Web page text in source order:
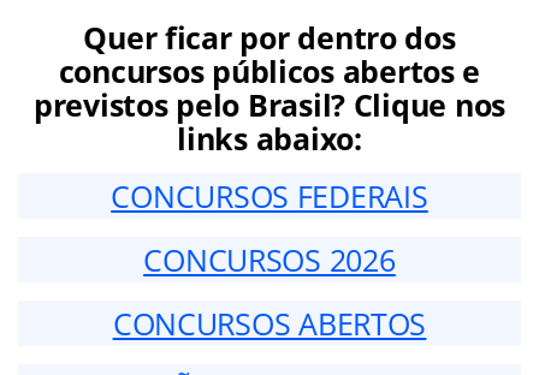
Quer ficar por dentro dos
concursos públicos abertos e
previstos pelo Brasil? Clique nos
links abaixo:
CONCURSOS FEDERAIS
CONCURSOS 2026
CONCURSOS ABERTOS